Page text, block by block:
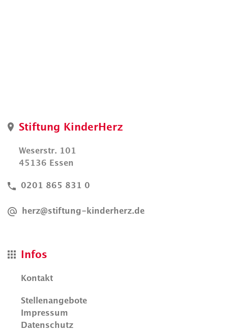
Stiftung KinderHerz
Weserstr. 101
45136 Essen
0201 865 831 0
herz@stiftung-kinderherz.de
Infos
Kontakt
Stellenangebote
Impressum
Datenschutz